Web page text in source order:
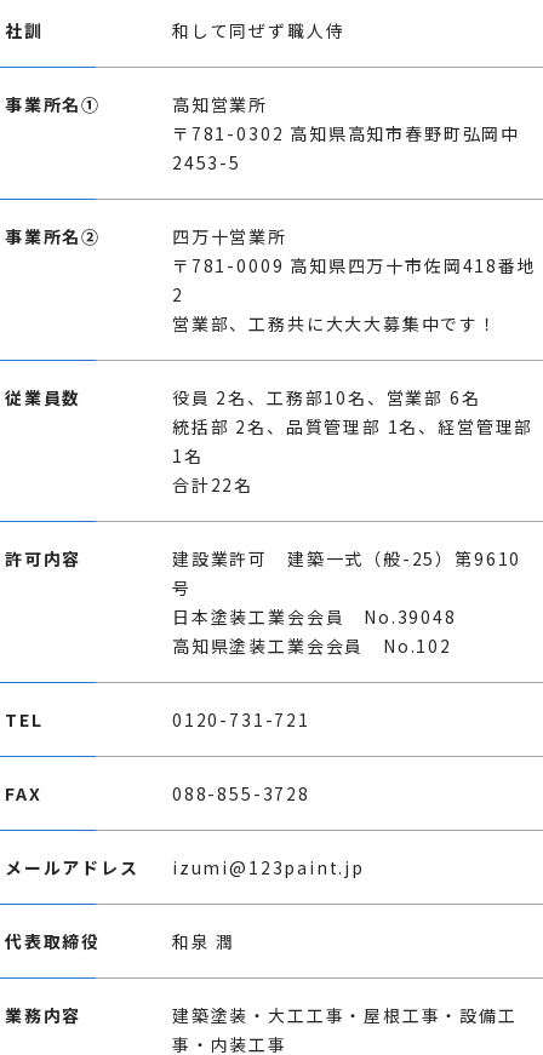
社訓 和して同ぜず職人侍
事業所名①
高知営業所
〒781-0302 高知県高知市春野町弘岡中
2453-5
事業所名②
四万十営業所
〒781-0009 高知県四万十市佐岡418番地
2
営業部、工務共に大大大募集中です！
従業員数
役員 2名、工務部10名、営業部 6名
統括部 2名、品質管理部 1名、経営管理部
1名
合計22名
許可内容
建設業許可 建築一式（般-25）第9610
号
日本塗装工業会会員 No.39048
高知県塗装工業会会員 No.102
TEL 0120-731-721
FAX 088-855-3728
メールアドレス izumi@123paint.jp
代表取締役 和泉 潤
業務内容
建築塗装・大工工事・屋根工事・設備工
事・内装工事